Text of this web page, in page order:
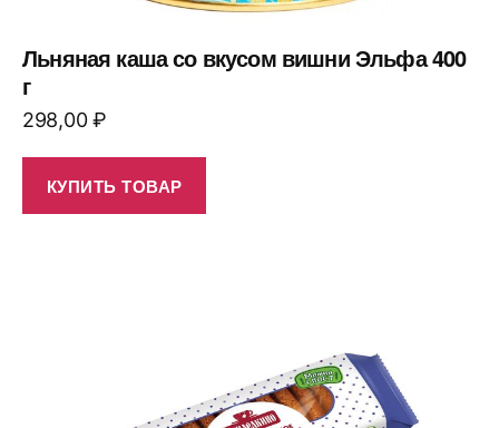
Льняная каша со вкусом вишни Эльфа 400
г
298,00₽
КУПИТЬ ТОВАР